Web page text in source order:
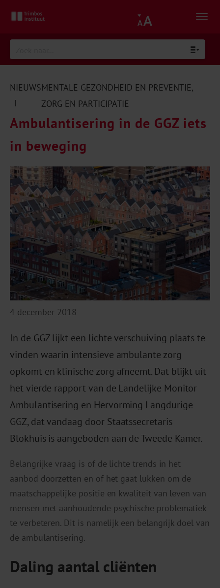
NIEUWS
|
MENTALE GEZONDHEID EN PREVENTIE,
ZORG EN PARTICIPATIE
Ambulantisering in de GGZ iets
in beweging
4 december 2018
In de GGZ lijkt een lichte verschuiving plaats te
vinden waarin intensieve ambulante zorg
opkomt en klinische zorg afneemt. Dat blijkt uit
het vierde rapport van de Landelijke Monitor
Ambulantisering en Hervorming Langdurige
GGZ, dat vandaag door Staatssecretaris
Blokhuis is aangeboden aan de Tweede Kamer.
Belangrijke vraag is of de lichte trends in het
aanbod doorzetten en of het gaat lukken om de
maatschappelijke positie en kwaliteit van leven van
mensen met aanhoudende psychische problematiek
te verbeteren. Dit is namelijk een belangrijk doel van
de ambulantisering.
Daling aantal cliënten